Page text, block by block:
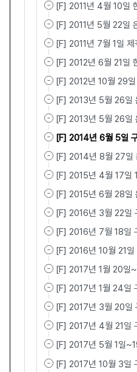
[F] 2011년 4월 10일
[F] 2011년 5월 22일
[F] 2011년 7월 1일 제
[F] 2012년 6월 21일
[F] 2012년 10월 29일
[F] 2013년 5월 26일
[F] 2013년 5월 26일
[F] 2014년 6월 5일
[F] 2014년 8월 27일
[F] 2015년 4월 17일
[F] 2015년 6월 28일
[F] 2016년 3월 22일
[F] 2016년 7월 18일
[F] 2016년 10월 21일
[F] 2017년 1월 20일
[F] 2017년 1월 24일
[F] 2017년 3월 20일
[F] 2017년 4월 21일
[F] 2017년 5월 1일
[F] 2017년 10월 3일